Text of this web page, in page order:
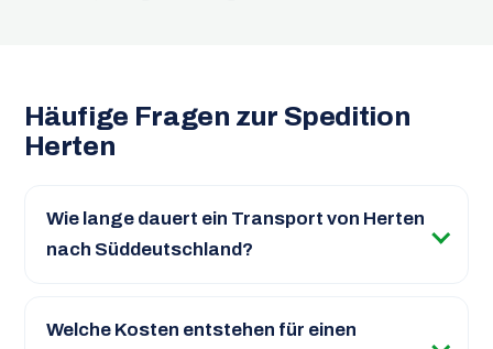
Häufige Fragen zur Spedition
Herten
Wie lange dauert ein Transport von Herten
nach Süddeutschland?
Welche Kosten entstehen für einen